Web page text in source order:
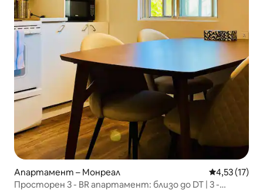
Апартамент – Монреал Средна
4,53 (17)
Просторен 3 - BR апартамент: близо до DT | 3 -